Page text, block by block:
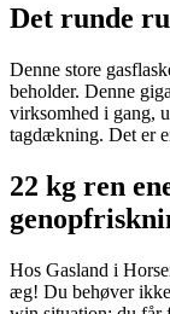
Det runde
Denne store
beholder. Denne
virksomhed i gang,
tagdækning. Det er
22 kg ren
Hos Gasland i
æg! Du behøver